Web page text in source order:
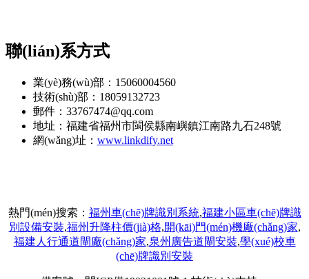
聯(lián)系方式
業(yè)務(wù)部：15060004560
技術(shù)部：18059132723
郵件：33767474@qq.com
地址：福建省福州市閩侯縣南嶼鎮江南路九石248號
網(wǎng)址： www.linkdify.net
熱門(mén)搜索： 福州車(chē)牌識別系統,福建小區車(chē)牌識
別設備安裝,福州升降柱價(jià)格,開(kāi)門(mén)機廠(chǎng)家,
福建人行通道閘廠(chǎng)家,泉州廣告道閘安裝,學(xué)校車
(chē)牌識別安裝